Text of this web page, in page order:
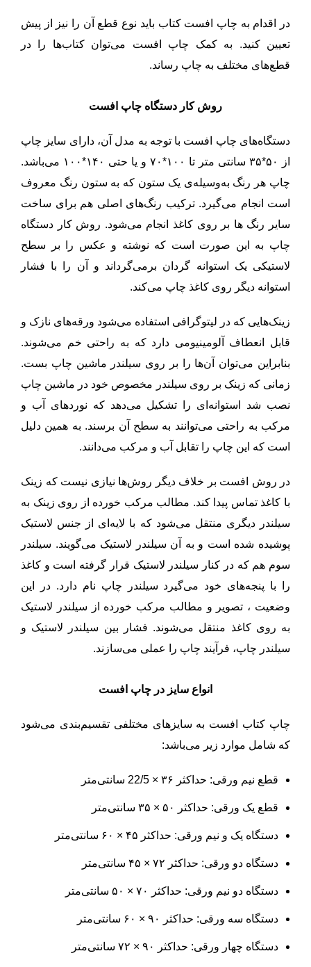
در اقدام به چاپ افست کتاب باید نوع قطع آن را نیز از پیش
تعیین کنید. به کمک چاپ افست می‌توان کتاب‌ها را در
قطع‌های مختلف به چاپ رساند.
روش کار دستگاه چاپ افست
دستگاه‌های چاپ افست با توجه به مدل آن، دارای سایز چاپ
از ۵۰*۳۵ سانتی متر تا ۱۰۰*۷۰ و یا حتی ۱۴۰*۱۰۰ می‌باشد.
چاپ هر رنگ به‌وسیله‌ی یک ستون که به ستون رنگ معروف
است انجام می‌گیرد. ترکیب رنگ‌های اصلی هم برای ساخت
سایر رنگ ها بر روی کاغذ انجام می‌شود. روش کار دستگاه
چاپ به این صورت است که نوشته و عکس را بر سطح
لاستیکی یک استوانه گردان برمی‌گرداند و آن را با فشار
استوانه دیگر روی کاغذ چاپ می‌کند.
زینک‌هایی که در لیتوگرافی استفاده می‌شود ورقه‌های نازک و
قابل انعطاف آلومینیومی دارد که به راحتی خم می‌شوند.
بنابراین می‌توان آن‌ها را بر روی سیلندر ماشین چاپ بست.
زمانی که زینک بر روی سیلندر مخصوص خود در ماشین چاپ
نصب شد استوانه‌ای را تشکیل می‌دهد که نوردهای آب و
مرکب به راحتی می‌توانند به سطح آن برسند. به همین دلیل
است که این چاپ را تقابل آب و مرکب می‌دانند.
در روش افست بر خلاف دیگر روش‌ها نیازی نیست که زینک
با کاغذ تماس پیدا کند. مطالب مرکب خورده از روی زینک به
سیلندر دیگری منتقل می‌شود که با لایه‌ای از جنس لاستیک
پوشیده شده است و به آن سیلندر لاستیک می‌گویند. سیلندر
سوم هم که در کنار سیلندر لاستیک قرار گرفته است و کاغذ
را با پنجه‌های خود می‌گیرد سیلندر چاپ نام دارد. در این
وضعیت ، تصویر و مطالب مرکب خورده از سیلندر لاستیک
به روی کاغذ منتقل می‌شوند. فشار بین سیلندر لاستیک و
سیلندر چاپ، فرآیند چاپ را عملی می‌سازند.
انواع سایز در چاپ افست
چاپ کتاب افست به سایزهای مختلفی تقسیم‌بندی می‌شود
که شامل موارد زیر می‌باشد:
قطع نیم ورقی: حداکثر ۳۶ × 22/5 سانتی‌متر
قطع یک ورقی: حداکثر ۵۰ × ۳۵ سانتی‌متر
دستگاه یک و نیم ورقی: حداکثر ۴۵ × ۶۰ سانتی‌متر
دستگاه دو ورقی: حداکثر ۷۲ × ۴۵ سانتی‌متر
دستگاه دو نیم ورقی: حداکثر ۷۰ × ۵۰ سانتی‌متر
دستگاه سه ورقی: حداکثر ۹۰ × ۶۰ سانتی‌متر
دستگاه چهار ورقی: حداکثر ۹۰ × ۷۲ سانتی‌متر